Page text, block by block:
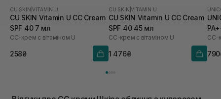
CU SKIN |VITAMIN U
CU SKIN Vitamin U CC Cream
SPF 40 7 мл
СС-крем с вітаміном U
258₴
CU SKIN |VITAMIN U
CU SKIN Vitamin U CC Cream
SPF 40 45 мл
СС-крем с вітаміном U
1 476₴